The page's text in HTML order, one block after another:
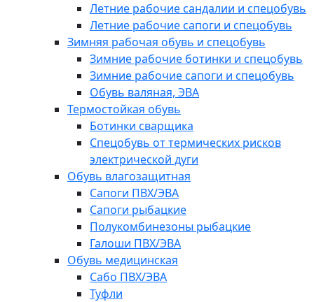
Летние рабочие сандалии и спецобувь
Летние рабочие сапоги и спецобувь
Зимняя рабочая обувь и спецобувь
Зимние рабочие ботинки и спецобувь
Зимние рабочие сапоги и спецобувь
Обувь валяная, ЭВА
Термостойкая обувь
Ботинки сварщика
Спецобувь от термических рисков
электрической дуги
Обувь влагозащитная
Сапоги ПВХ/ЭВА
Сапоги рыбацкие
Полукомбинезоны рыбацкие
Галоши ПВХ/ЭВА
Обувь медицинская
Сабо ПВХ/ЭВА
Туфли